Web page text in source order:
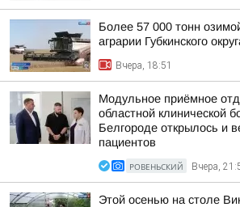
Более 57 000 тонн
аграрии Губкинского
Вчера, 18:51
Модульное приёмное
областной клинической
Белгороде открылось и
пациентов
РОВЕНЬСКИЙ Вчера,
Этой осенью на столе